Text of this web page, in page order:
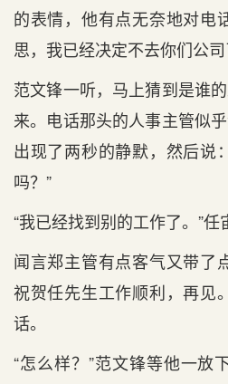
的表情，他有点无奈地对电
思，我已经决定不去你们公司
范文锋一听，马上猜到是谁
来。电话那头的人事主管似
出现了两秒的静默，然后说
吗？”
“我已经找到别的工作了。”任
闻言郑主管有点客气又带了
祝贺任先生工作顺利，再见
话。
“怎么样？”范文锋等他一放